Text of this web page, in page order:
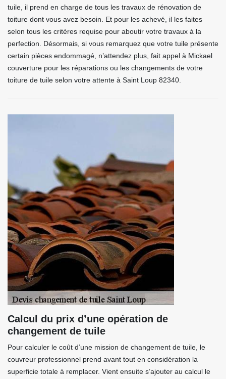
tuile, il prend en charge de tous les travaux de rénovation de
toiture dont vous avez besoin. Et pour les achevé, il les faites
selon tous les critères requise pour aboutir votre travaux à la
perfection. Désormais, si vous remarquez que votre tuile présente
certain pièces endommagé, n’attendez plus, fait appel à Mickael
couverture pour les réparations ou les changements de votre
toiture de tuile selon votre attente à Saint Loup 82340.
Calcul du prix d’une opération de
changement de tuile
Pour calculer le coût d’une mission de changement de tuile, le
couvreur professionnel prend avant tout en considération la
superficie totale à remplacer. Vient ensuite s’ajouter au calcul le